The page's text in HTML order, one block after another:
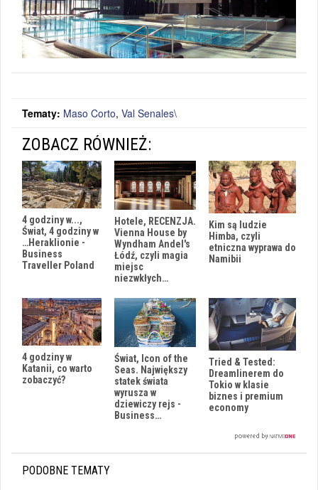
Tematy: Maso Corto, Val Senales\
ZOBACZ RÓWNIEŻ:
4 godziny w...,
Świat, 4 godziny w
…Heraklionie -
Business
Traveller Poland
Hotele, RECENZJA.
Vienna House by
Wyndham Andel's
Łódź, czyli magia
miejsc
niezwkłych…
Kim są ludzie
Himba, czyli
etniczna wyprawa do
Namibii
4 godziny w
Katanii, co warto
zobaczyć?
Świat, Icon of the
Seas. Największy
statek świata
wyrusza w
dziewiczy rejs -
Business…
Tried & Tested:
Dreamlinerem do
Tokio w klasie
biznes i premium
economy
PODOBNE TEMATY